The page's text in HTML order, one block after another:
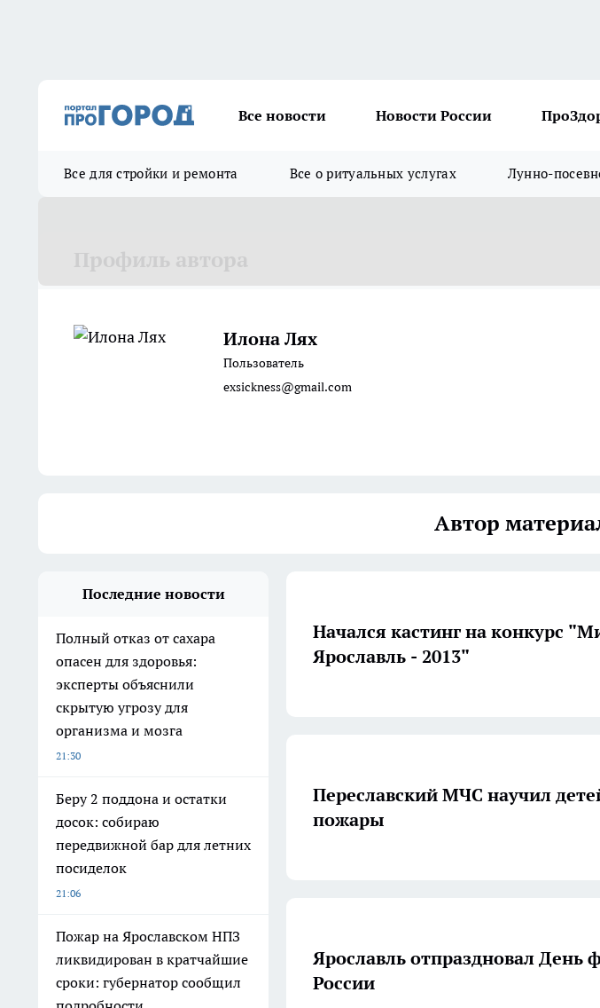
Все новости Новости России
Все для стройки и ремонта Все о ритуальных услугах Лунно-
Илона Лях
Пользователь
exsickness@gmail.com
Автор
Последние новости
Полный отказ от сахара
опасен для здоровья:
эксперты объяснили
скрытую угрозу для
организма и мозга
21:30
Беру 2 поддона и остатки
досок: собираю
передвижной бар для летних
посиделок
21:06
Пожар на Ярославском НПЗ
ликвидирован в кратчайшие
сроки: губернатор сообщил
Начался кастинг на конкурс
Ярославль - 2013"
Переславский МЧС научил
пожары
Ярославль отпраздновал День
России